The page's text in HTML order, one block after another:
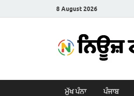
8 August 2026
ਮੁੱਖ ਪੰਨਾ ਪੰਜਾਬ